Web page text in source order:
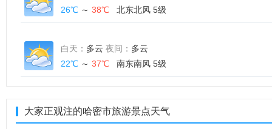
26℃ ～ 38℃ 北东北风 5级
白天： 多云 夜间： 多云
22℃ ～ 37℃ 南东南风 5级
大家正观注的哈密市旅游景点天气